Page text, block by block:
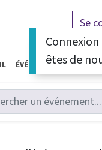
Se
Événements À
êtes de